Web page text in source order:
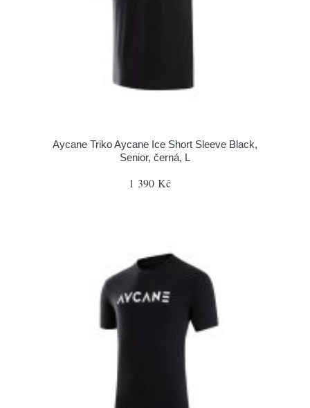
Aycane Triko Aycane Ice Short Sleeve Black,
Senior, černá, L
1 390 Kč